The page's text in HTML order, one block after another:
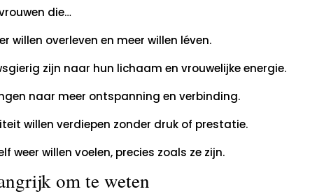
die…
willen overleven en meer willen léven.
zijn naar hun lichaam en vrouwelijke energie.
naar meer ontspanning en verbinding.
willen verdiepen zonder druk of prestatie.
weer willen voelen, precies zoals ze zijn.
om te weten